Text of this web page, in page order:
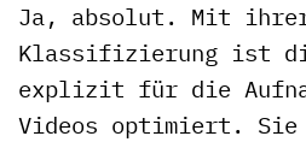
Ja, absolut. Mit ihrer
Klassifizierung ist
explizit für die
Videos optimiert.